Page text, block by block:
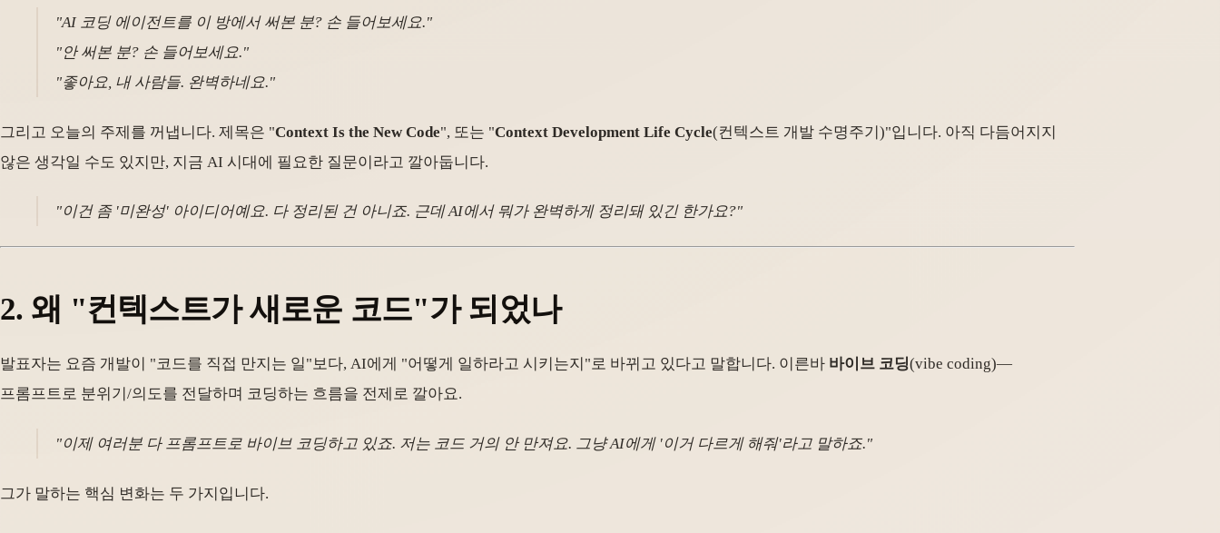
"AI 코딩 에이전트를 이 방에서 써본 분? 손 들어보세요."
"안 써본 분? 손 들어보세요."
"좋아요, 내 사람들. 완벽하네요."
그리고 오늘의 주제를 꺼냅니다. 제목은 "Context Is the New Code", 또는 "Context Development Life Cycle(컨텍스트 개발 수명주기)"입니다. 아직 다듬어지지
않은 생각일 수도 있지만, 지금 AI 시대에 필요한 질문이라고 깔아둡니다.
"이건 좀 '미완성' 아이디어예요. 다 정리된 건 아니죠. 근데 AI에서 뭐가 완벽하게 정리돼 있긴 한가요?"
2. 왜 "컨텍스트가 새로운 코드"가 되었나
발표자는 요즘 개발이 "코드를 직접 만지는 일"보다, AI에게 "어떻게 일하라고 시키는지"로 바뀌고 있다고 말합니다. 이른바 바이브 코딩(vibe coding)—
프롬프트로 분위기/의도를 전달하며 코딩하는 흐름을 전제로 깔아요.
"이제 여러분 다 프롬프트로 바이브 코딩하고 있죠. 저는 코드 거의 안 만져요. 그냥 AI에게 '이거 다르게 해줘'라고 말하죠."
그가 말하는 핵심 변화는 두 가지입니다.